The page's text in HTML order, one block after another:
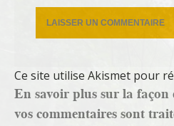
Ce site utilise Akismet pour
En savoir plus sur la façon
vos commentaires sont